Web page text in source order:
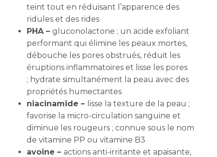
teint tout en réduisant l’apparence des
ridules et des rides
PHA – gluconolactone ; un acide exfoliant
performant qui élimine les peaux mortes,
débouche les pores obstrués, réduit les
éruptions inflammatoires et lisse les pores
; hydrate simultanément la peau avec des
propriétés humectantes
niacinamide – lisse la texture de la peau ;
favorise la micro-circulation sanguine et
diminue les rougeurs ; connue sous le nom
de vitamine PP ou vitamine B3
avoine – actions anti-irritante et apaisante,